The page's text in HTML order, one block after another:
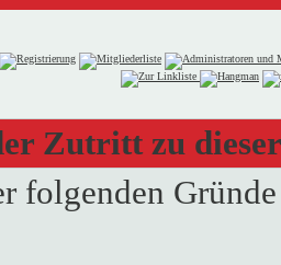
Zutritt zu
folgenden